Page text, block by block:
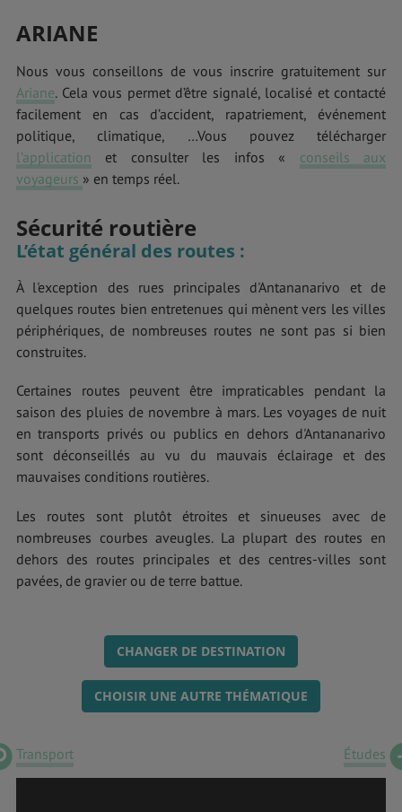
ARIANE
Nous vous conseillons de vous inscrire gratuitement sur
Ariane. Cela vous permet d’être signalé, localisé et contacté
facilement en cas d’accident, rapatriement, événement
politique, climatique, …Vous pouvez télécharger
l’application et consulter les infos « conseils aux
voyageurs » en temps réel.
Sécurité routière
L’état général des routes :
À l'exception des rues principales d'Antananarivo et de
quelques routes bien entretenues qui mènent vers les villes
périphériques, de nombreuses routes ne sont pas si bien
construites.
Certaines routes peuvent être impraticables pendant la
saison des pluies de novembre à mars. Les voyages de nuit
en transports privés ou publics en dehors d'Antananarivo
sont déconseillés au vu du mauvais éclairage et des
mauvaises conditions routières.
Les routes sont plutôt étroites et sinueuses avec de
nombreuses courbes aveugles. La plupart des routes en
dehors des routes principales et des centres-villes sont
pavées, de gravier ou de terre battue.
CHANGER DE DESTINATION
CHOISIR UNE AUTRE THÉMATIQUE
Transport Études